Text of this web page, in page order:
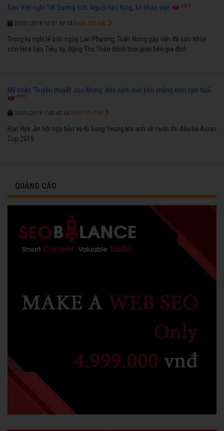
Sao Việt nghỉ Tết Dương lịch: Người tiệc tùng, kẻ nhập viện 7674
03/01/2019 10:01:54 SA
Trong kỳ nghỉ lễ bốn ngày, Lan Phương, Tuấn Hưng gặp vấn đề sức khỏe
còn Hoa hậu Tiểu Vy, Đặng Thu Thảo dành thời gian bên gia đình.
Xem chi tiết
Mỹ nhân 'Truyền thuyết Joo Mong' đón năm mới bên chồng kém tám tuổi
4501
03/01/2019 7:00:42 SA
Han Hye Jin hội ngộ tiền vệ Ki Sung Yeung khi anh về nước thi đấu tại Asian
Cup 2019.
Xem chi tiết
QUẢNG CÁO